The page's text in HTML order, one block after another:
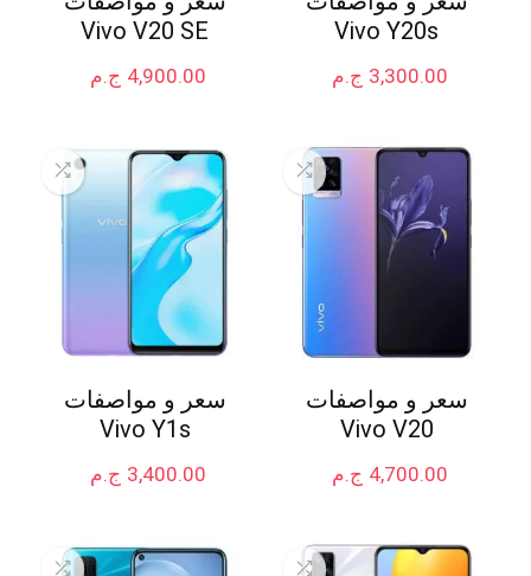
Vivo Y20s
ج.م 3,300.00
Vivo V20 SE
ج.م 4,900.00
سعر و مواصفات
Vivo V20
ج.م 4,700.00
سعر و مواصفات
Vivo Y1s
ج.م 3,400.00